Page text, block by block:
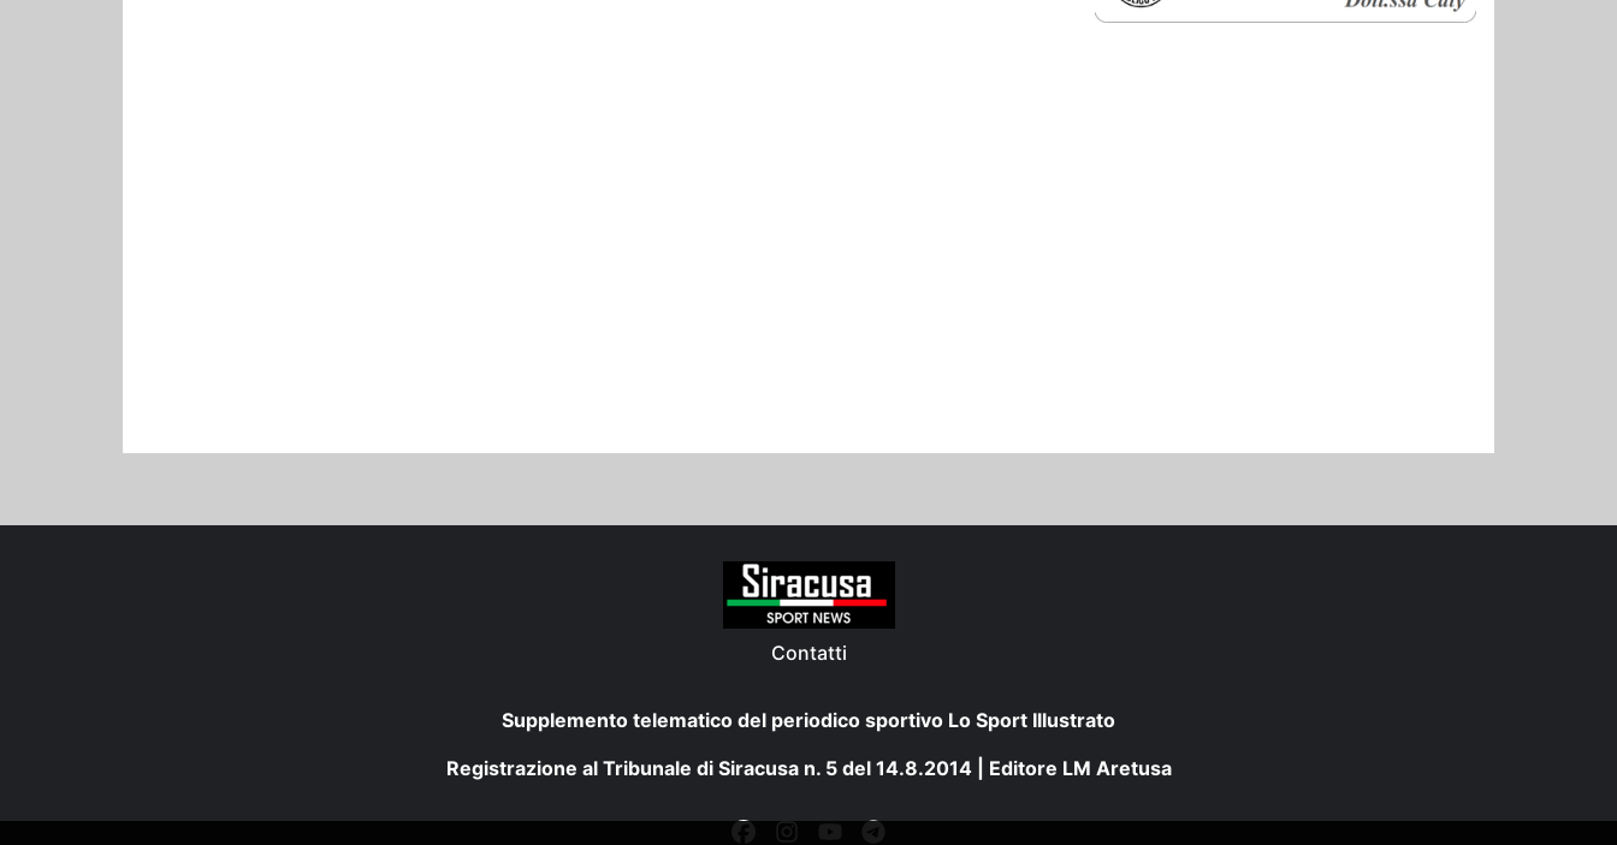
Contatti
Supplemento telematico del periodico sportivo Lo Sport Illustrato
Registrazione al Tribunale di Siracusa n. 5 del 14.8.2014 | Editore LM Aretusa